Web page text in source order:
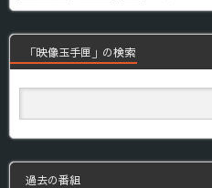
「映像玉手匣」の検索
過去の番組